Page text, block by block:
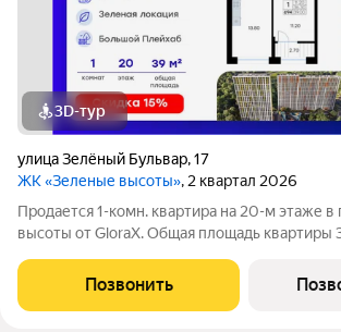
3D-тур
улица Зелёный Бульвар,17
ЖК «Зеленые высоты», 2 квартал 2026
Продается 1-комн. квартира на 20-м этаже
высоты от GloraX. Общая площадь квартиры
13,80 кв. м кухни. Номер квартиры - 694.
квартиры:
Позвонить